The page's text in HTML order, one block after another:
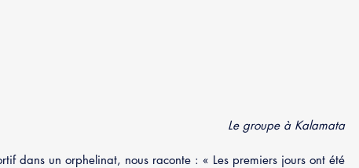
Le groupe à Kalamata
dans un orphelinat, nous raconte : « Les premiers jours ont été